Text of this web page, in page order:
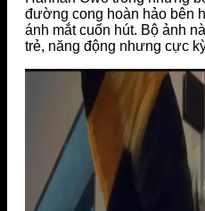
đường cong hoàn hảo bên
ánh mắt cuốn hút. Bộ ảnh
trẻ, năng động nhưng cực